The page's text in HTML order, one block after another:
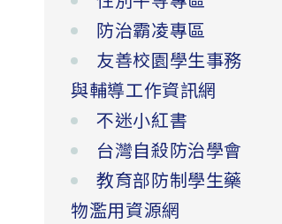
防治霸凌專區
友善校園學生事務
與輔導工作資訊網
不迷小紅書
台灣自殺防治學會
教育部防制學生藥
物濫用資源網